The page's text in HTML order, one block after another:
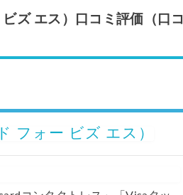
ズ エス）口コミ評価（口コ
フォー ビズ エス）